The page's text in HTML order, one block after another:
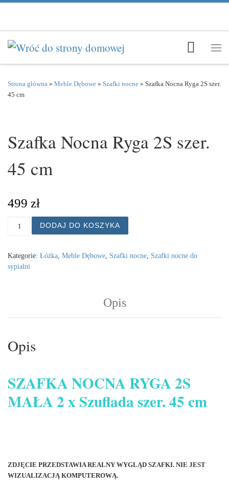
Strona główna » Meble Dębowe » Szafki nocne » Szafka Nocna Ryga 2S szer.
45 cm
Szafka Nocna Ryga 2S szer.
45 cm
499 zł
ilość Szafka Nocna Ryga 2S szer. 45 cm
DODAJ DO KOSZYKA
Kategorie: Łóżka, Meble Dębowe, Szafki nocne, Szafki nocne do
sypialni
Opis
Opis
SZAFKA NOCNA RYGA 2S
MAŁA 2 x Szuflada szer. 45 cm
ZDJĘCIE PRZEDSTAWIA REALNY WYGLĄD SZAFKI. NIE JEST
WIZUALIZACJĄ KOMPUTEROWĄ.